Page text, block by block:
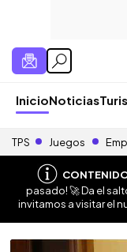
InicioNoticias
TPS Juegos
pasado! 🚀 Da el
invitamos a visitar el